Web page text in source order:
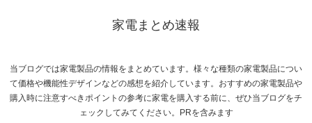
家電まとめ速報
当ブログでは家電製品の情報をまとめています。様々な種類の家電製品につい
て価格や機能性デザインなどの感想を紹介しています。おすすめの家電製品や
購入時に注意すべきポイントの参考に家電を購入する前に、ぜひ当ブログをチ
ェックしてみてください。PRを含みます